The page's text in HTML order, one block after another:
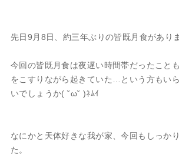
先日9月8日、約三年ぶりの皆既月食があり
今回の皆既月食は夜遅い時間帯だったこと
をこすりながら起きていた…という方もい
いでしょうか( ˘ω˘ )ﾈﾑｲ
なにかと天体好きな我が家、今回もしっか
た。